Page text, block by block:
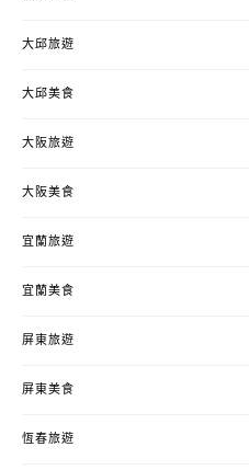
大邱旅遊
大邱美食
大阪旅遊
大阪美食
宜蘭旅遊
宜蘭美食
屏東旅遊
屏東美食
恆春旅遊